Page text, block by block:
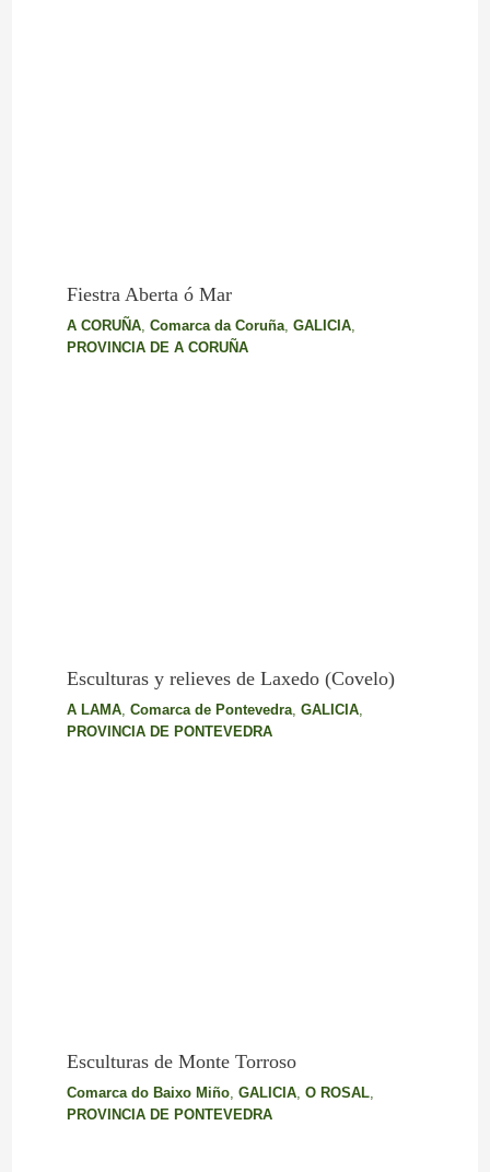
Fiestra Aberta ó Mar
A CORUÑA, Comarca da Coruña, GALICIA,
PROVINCIA DE A CORUÑA
Esculturas y relieves de Laxedo (Covelo)
A LAMA, Comarca de Pontevedra, GALICIA,
PROVINCIA DE PONTEVEDRA
Esculturas de Monte Torroso
Comarca do Baixo Miño, GALICIA, O ROSAL,
PROVINCIA DE PONTEVEDRA